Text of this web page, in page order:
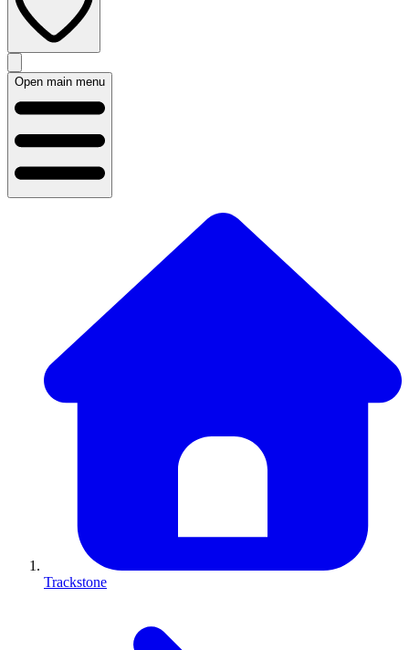
Open main menu
Trackstone